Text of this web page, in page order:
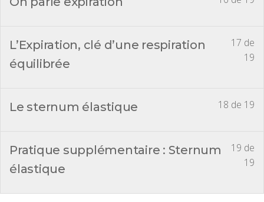
17 de
19
L’Expiration, clé d’une respiration
équilibrée
18 de 19
Le sternum élastique
19 de
19
Pratique supplémentaire : Sternum
élastique